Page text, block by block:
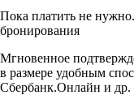
Пока платить не
бронирования
Мгновенное
в размере удобным
Сбербанк.Онлайн и др.